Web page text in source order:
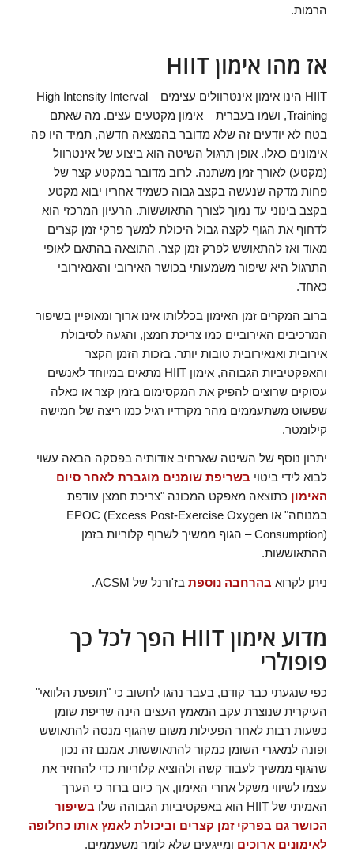
הרמות.
אז מהו אימון HIIT
HIIT הינו אימון אינטרוולים עצימים – High Intensity Interval
Training, ושמו בעברית – אימון מקטעים עצים. מה שאתם
בטח לא יודעים זה שלא מדובר בהמצאה חדשה, תמיד היו פה
אימונים כאלו. אופן תרגול השיטה הוא ביצוע של אינטרוול
(מקטע) לאורך זמן משתנה. לרוב מדובר במקטע קצר של
פחות מדקה שנעשה בקצב גבוה כשמיד אחריו יבוא מקטע
בקצב בינוני עד נמוך לצורך התאוששות. הרעיון המרכזי הוא
לדחוף את הגוף לקצה גבול היכולת למשך פרקי זמן קצרים
מאוד ואז להתאושש לפרק זמן קצר. התוצאה בהתאם לאופי
התרגול היא שיפור משמעותי בכושר האירובי והאנאירובי
כאחד.
ברוב המקרים זמן האימון בכללותו אינו ארוך ומאופיין בשיפור
המרכיבים האירוביים כמו צריכת חמצן, והגעה לסיבולת
אירובית ואנאירובית טובות יותר. בזכות הזמן הקצר
והאפקטיביות הגבוהה, אימון HIIT מתאים במיוחד לאנשים
עסוקים שרוצים להפיק את המקסימום בזמן קצר או כאלה
שפשוט משתעממים מהר מקרדיו רגיל כמו ריצה של חמישה
קילומטר.
יתרון נוסף של השיטה שארחיב אודותיה בפסקה הבאה עשוי
לבוא לידי ביטוי בשריפת שומנים מוגברת לאחר סיום
האימון כתוצאה מאפקט המכונה "צריכת חמצן עודפת
במנוחה" או EPOC (Excess Post-Exercise Oxygen
Consumption) – הגוף ממשיך לשרוף קלוריות בזמן
ההתאוששות.
ניתן לקרוא בהרחבה נוספתבז'ורנל של ACSM.
מדוע אימון HIIT הפך לכל כך
פופולרי
כפי שנגעתי כבר קודם, בעבר נהגו לחשוב כי "תופעת הלוואי"
העיקרית שנוצרת עקב המאמץ העצים הינה שריפת שומן
כשעות רבות לאחר הפעילות משום שהגוף מנסה להתאושש
ופונה למאגרי השומן כמקור להתאוששות. אמנם זה נכון
שהגוף ממשיך לעבוד קשה ולהוציא קלוריות כדי להחזיר את
עצמו לשיווי משקל אחרי האימון, אך כיום ברור כי הערך
האמיתי של HIIT הוא באפקטיביות הגבוהה שלו
בשיפור
הכושר גם בפרקי זמן קצרים וביכולת לאמץ אותו כחלופה
לאימונים ארוכים ומייגעים שלא לומר משעממים.